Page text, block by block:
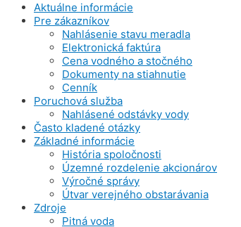
Aktuálne informácie
Pre zákazníkov
Nahlásenie stavu meradla
Elektronická faktúra
Cena vodného a stočného
Dokumenty na stiahnutie
Cenník
Poruchová služba
Nahlásené odstávky vody
Často kladené otázky
Základné informácie
História spoločnosti
Územné rozdelenie akcionárov
Výročné správy
Útvar verejného obstarávania
Zdroje
Pitná voda